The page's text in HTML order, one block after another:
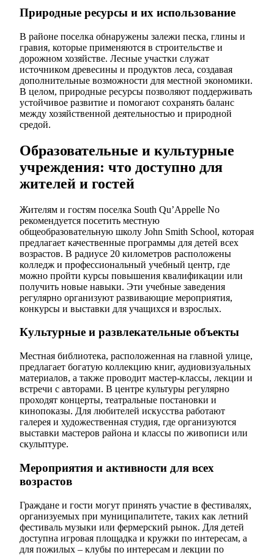
Природные ресурсы и их использование
В районе поселка обнаружены залежи песка, глины и
гравия, которые применяются в строительстве и
дорожном хозяйстве. Лесные участки служат
источником древесины и продуктов леса, создавая
дополнительные возможности для местной экономики.
В целом, природные ресурсы позволяют поддерживать
устойчивое развитие и помогают сохранять баланс
между хозяйственной деятельностью и природной
средой.
Образовательные и культурные
учреждения: что доступно для
жителей и гостей
Жителям и гостям поселка South Qu’Appelle No
рекомендуется посетить местную
общеобразовательную школу John Smith School, которая
предлагает качественные программы для детей всех
возрастов. В радиусе 20 километров расположены
колледж и профессиональный учебный центр, где
можно пройти курсы повышения квалификации или
получить новые навыки. Эти учебные заведения
регулярно организуют развивающие мероприятия,
конкурсы и выставки для учащихся и взрослых.
Культурные и развлекательные объекты
Местная библиотека, расположенная на главной улице,
предлагает богатую коллекцию книг, аудиовизуальных
материалов, а также проводит мастер-классы, лекции и
встречи с авторами. В центре культуры регулярно
проходят концерты, театральные постановки и
кинопоказы. Для любителей искусства работают
галерея и художественная студия, где организуются
выставки мастеров района и классы по живописи или
скульптуре.
Мероприятия и активности для всех
возрастов
Граждане и гости могут принять участие в фестивалях,
организуемых при муниципалитете, таких как летний
фестиваль музыки или фермерский рынок. Для детей
доступна игровая площадка и кружки по интересам, а
для пожилых – клубы по интересам и лекции по